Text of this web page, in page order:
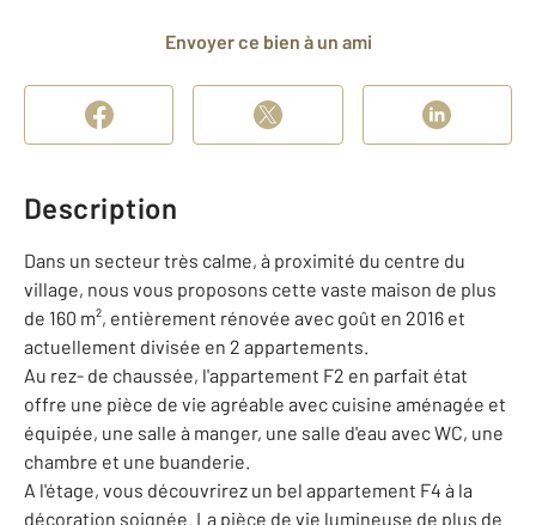
Envoyer ce bien à un ami
Description
Dans un secteur très calme, à proximité du centre du
village, nous vous proposons cette vaste maison de plus
de 160 m², entièrement rénovée avec goût en 2016 et
actuellement divisée en 2 appartements.
Au rez- de chaussée, l'appartement F2 en parfait état
offre une pièce de vie agréable avec cuisine aménagée et
équipée, une salle à manger, une salle d'eau avec WC, une
chambre et une buanderie.
A l'étage, vous découvrirez un bel appartement F4 à la
décoration soignée. La pièce de vie lumineuse de plus de